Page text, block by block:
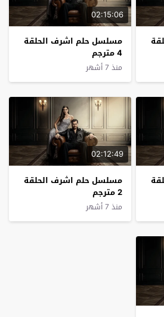
02:15:06
مسلسل حلم اشرف الحلقة
4 مترجم
منذ 7 أشهر
02:12:49
مسلسل حلم اشرف الحلقة
2 مترجم
منذ 7 أشهر